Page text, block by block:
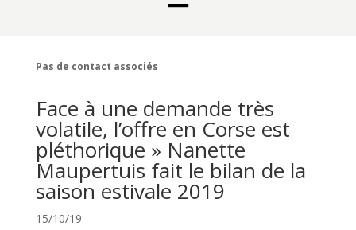
Pas de contact associés
Face à une demande très
volatile, l’offre en Corse est
pléthorique » Nanette
Maupertuis fait le bilan de la
saison estivale 2019
15/10/19